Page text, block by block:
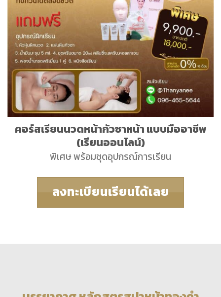
คอร์สเรียนนวดหน้ากัวซาหน้า แบบมืออาชีพ
(เรียนออนไลน์)
พิเศษ พร้อมชุดอุปกรณ์การเรียน
ลงทะเบียนเรียนได้เลย